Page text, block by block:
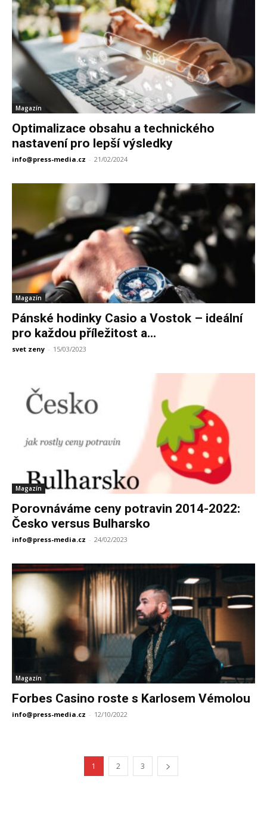
Magazín
Optimalizace obsahu a technického
nastavení pro lepší výsledky
info@press-media.cz - 21/02/2024
Magazín
Pánské hodinky Casio a Vostok – ideální
pro každou příležitost a...
svet zeny - 15/03/2023
Magazín
Porovnáváme ceny potravin 2014-2022:
Česko versus Bulharsko
info@press-media.cz - 24/02/2023
Magazín
Forbes Casino roste s Karlosem Vémolou
info@press-media.cz - 12/10/2022
1 2 3